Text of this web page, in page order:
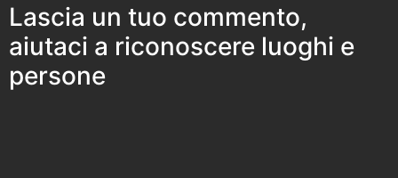
Lascia un tuo commento,
aiutaci a riconoscere luoghi e
persone